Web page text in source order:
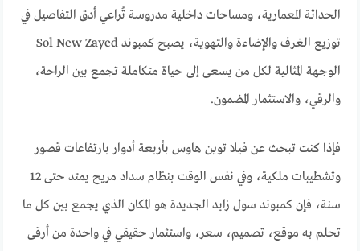
الحداثة المعمارية، ومساحات داخلية مدروسة تُراعي أدق التفاصيل في
توزيع الغرف والإضاءة والتهوية، يصبح كمبوند Sol New Zayed
الوجهة المثالية لكل من يسعى إلى حياة متكاملة تجمع بين الراحة،
والرقي، والاستثمار المضمون.
فإذا كنت تبحث عن فيلا توين هاوس بأربعة أدوار بارتفاعات قصور
وتشطيبات ملكية، وفي نفس الوقت بنظام سداد مريح يمتد حتى 12
سنة، فإن كمبوند سول زايد الجديدة هو المكان الذي يجمع بين كل ما
تحلم به موقع، تصميم، سعر، واستثمار حقيقي في واحدة من أرقى